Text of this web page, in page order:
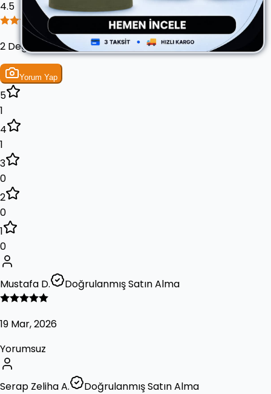
4.5
2 Değerlendirme
Yorum Yap
5
1
4
1
3
0
2
0
1
0
Mustafa D. Doğrulanmış Satın Alma
19 Mar, 2026
Yorumsuz
Serap Zeliha A. Doğrulanmış Satın Alma